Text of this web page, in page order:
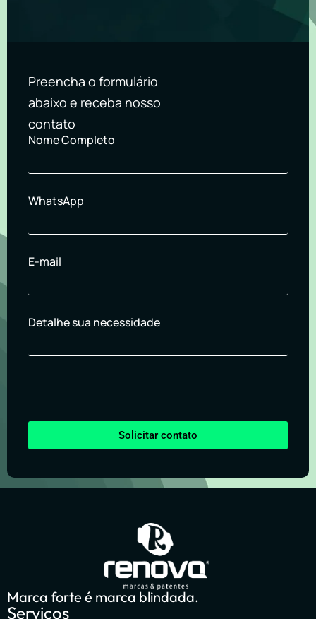
Preencha o formulário
abaixo e receba nosso
contato
Nome Completo
WhatsApp
E-mail
Detalhe sua necessidade
Solicitar contato
Marca forte é marca blindada.
Serviços